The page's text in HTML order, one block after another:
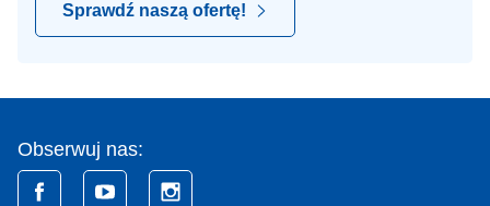
Sprawdź naszą ofertę!
Obserwuj nas: